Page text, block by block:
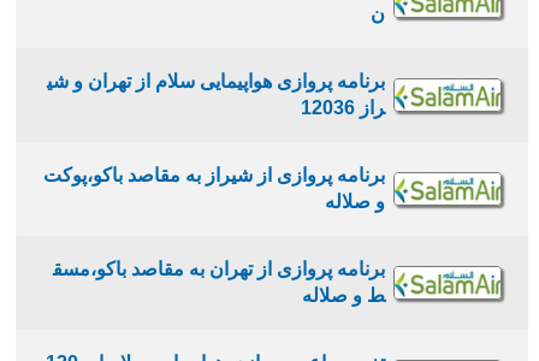
ن
برنامه پروازی هواپیمایی سلام از تهران و شی
راز 12036
برنامه پروازی از شیراز به مقاصد باکو،پوکت
و صلاله
برنامه پروازی از تهران به مقاصد باکو،مسق
ط و صلاله